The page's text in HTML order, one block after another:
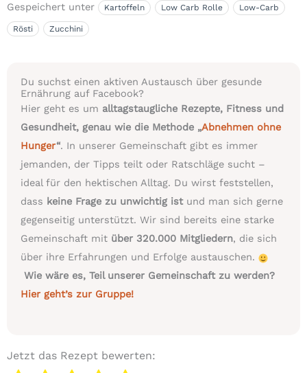
Gespeichert unter Kartoffeln Low Carb Rolle Low-Carb
Rösti Zucchini
Du suchst einen aktiven Austausch über gesunde
Ernährung auf Facebook?
Hier geht es um alltagstaugliche Rezepte, Fitness und
Gesundheit, genau wie die Methode „Abnehmen ohne
Hunger“. In unserer Gemeinschaft gibt es immer
jemanden, der Tipps teilt oder Ratschläge sucht –
ideal für den hektischen Alltag. Du wirst feststellen,
dass keine Frage zu unwichtig istund man sich gerne
gegenseitig unterstützt. Wir sind bereits eine starke
Gemeinschaft mit über 320.000 Mitgliedern, die sich
über ihre Erfahrungen und Erfolge austauschen.
Wie wäre es, Teil unserer Gemeinschaft zu werden?
Hier geht’s zur Gruppe!
Jetzt das Rezept bewerten: